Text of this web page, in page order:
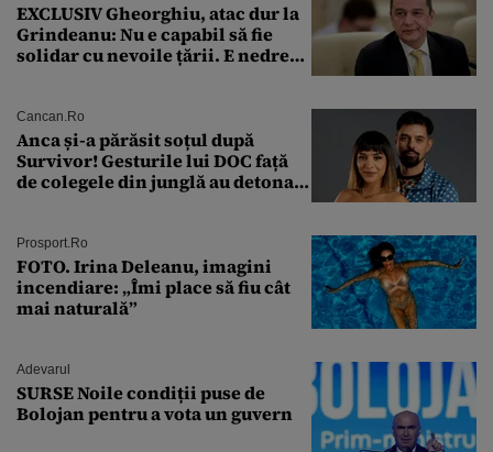
EXCLUSIV Gheorghiu, atac dur la
Grindeanu: Nu e capabil să fie
solidar cu nevoile țării. E nedrept
Cancan.ro
Anca și-a părăsit soțul după
Survivor! Gesturile lui DOC față
de colegele din junglă au detonat
Prosport.ro
FOTO. Irina Deleanu, imagini
incendiare: „Îmi place să fiu cât
mai naturală”
Adevarul
SURSE Noile condiții puse de
Bolojan pentru a vota un guvern